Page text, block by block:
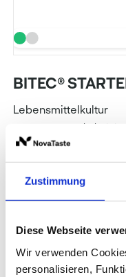
Zustimmung
Diese Webseite
Wir verwenden
personalisieren,
BITEC®
Lebensmittelkultur
Inhalt:
Preise und